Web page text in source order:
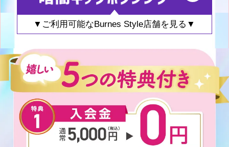
▼ご利用可能なBurnes Style店舗を見る▼